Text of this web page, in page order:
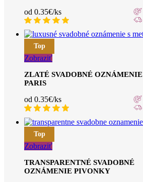
od 0.35€/ks
Top
Zobraziť
ZLATÉ SVADOBNÉ OZNÁMENIE
PARIS
od 0.35€/ks
Top
Zobraziť
TRANSPARENTNÉ SVADOBNÉ
OZNÁMENIE PIVONKY